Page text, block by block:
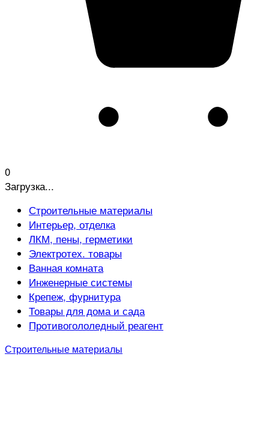
0
Загрузка...
Строительные материалы
Интерьер, отделка
ЛКМ, пены, герметики
Электротех. товары
Ванная комната
Инженерные системы
Крепеж, фурнитура
Товары для дома и сада
Противогололедный реагент
Строительные материалы